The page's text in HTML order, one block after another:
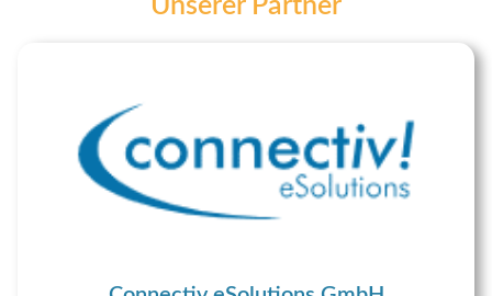
Unserer Partner